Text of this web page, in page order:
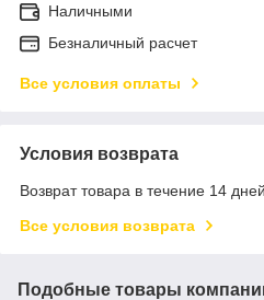
Наличными
Безналичный расчет
Все условия оплаты
Условия возврата
Возврат товара в течение 14
Все условия возврата
Подобные товары